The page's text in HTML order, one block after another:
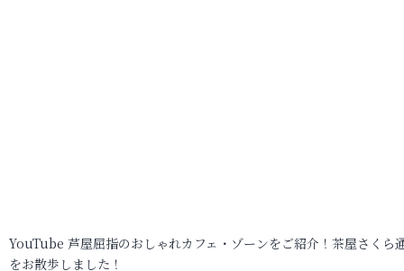
YouTube 芦屋屈指のおしゃれカフェ・ゾーンをご紹介！茶屋さくら
をお散歩しました！